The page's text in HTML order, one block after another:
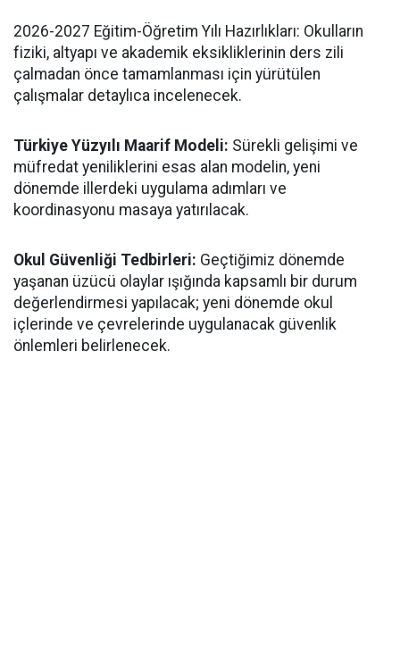
​2026-2027 Eğitim-Öğretim Yılı Hazırlıkları: Okulların
fiziki, altyapı ve akademik eksikliklerinin ders zili
çalmadan önce tamamlanması için yürütülen
çalışmalar detaylıca incelenecek.
Türkiye Yüzyılı Maarif Modeli: Sürekli gelişimi ve
müfredat yeniliklerini esas alan modelin, yeni
dönemde illerdeki uygulama adımları ve
koordinasyonu masaya yatırılacak.
​Okul Güvenliği Tedbirleri: Geçtiğimiz dönemde
yaşanan üzücü olaylar ışığında kapsamlı bir durum
değerlendirmesi yapılacak; yeni dönemde okul
içlerinde ve çevrelerinde uygulanacak güvenlik
önlemleri belirlenecek.